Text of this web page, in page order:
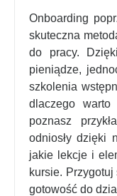
Onboarding
skuteczna
do pracy.
pieniądze,
szkolenia
dlaczego warto
poznasz
odniosły dzięki
jakie lekcje i
kursie.
gotowość do